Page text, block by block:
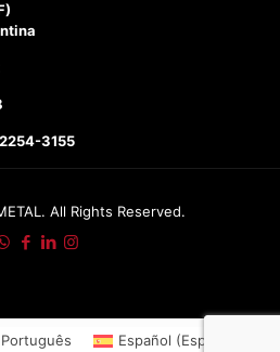
3155
All Rights Reserved.
Português Español (Espanhol